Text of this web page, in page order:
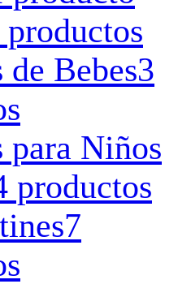
productos
de Bebes3
para Niños
productos
7